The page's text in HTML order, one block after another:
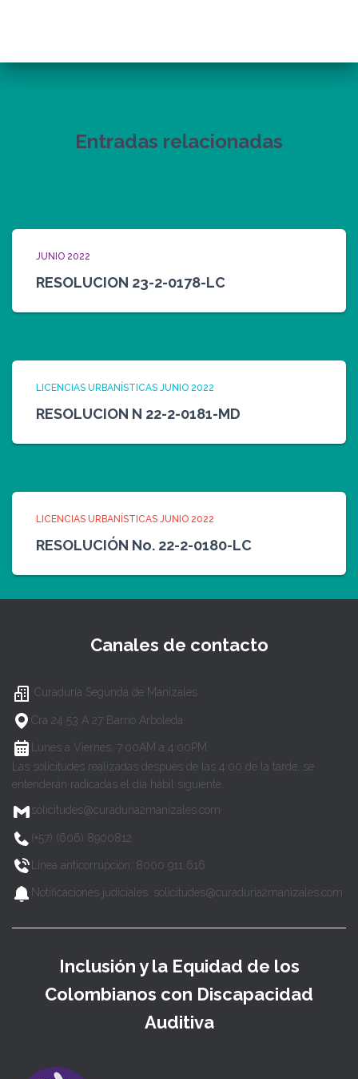
Entradas relacionadas
JUNIO 2022
RESOLUCION 23-2-0178-LC
LICENCIAS URBANÍSTICAS JUNIO 2022
RESOLUCION N 22-2-0181-MD
LICENCIAS URBANÍSTICAS JUNIO 2022
RESOLUCIÓN No. 22-2-0180-LC
Canales de contacto
Curaduría Segunda de Manizales
Cra 24 53 A 27 Barrio Arboleda
Lunes a Viernes, 7:00AM a 4:00PM
Las solicitudes realizadas después de las 4:00 de la tarde, se
entenderán radicadas el día hábil siguiente.
solicitudes@curaduria2manizales.com
(+57) (606) 8900812
Línea anticorrupción: 8000 911 616
Notificaciones judiciales: solicitudes@curaduria2manizales.com
Inclusión y la Equidad de los
Colombianos con Discapacidad
Auditiva